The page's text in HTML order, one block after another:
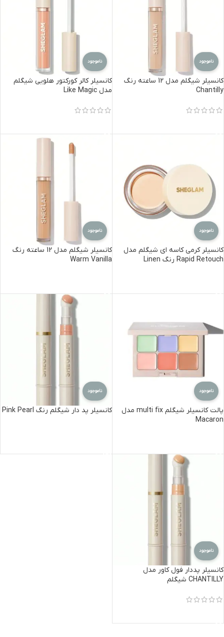
ناموجود
کانسیلر شیگلم مدل 12 ساعته رنگ
Chantilly
ناموجود
کانسیلر کالر کورکتور هلویی شیگلم
مدل Like Magic
ناموجود
کانسیلر کرمی کاسه ای شیگلم مدل
Rapid Retouch رنگ Linen
ناموجود
کانسیلر شیگلم مدل 12 ساعته رنگ
Warm Vanilla
ناموجود
پالت کانسیلر شیگلم multi fix مدل
Macaron
ناموجود
کانسیلر پد دار شیگلم رنگ Pink Pearl
ناموجود
کانسیلر پددار فول كاور مدل
CHANTILLY شیگلم